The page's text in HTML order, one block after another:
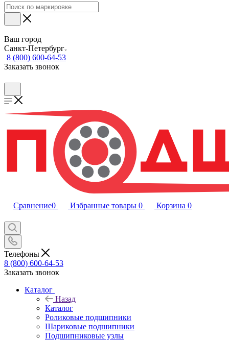
Ваш город
Санкт-Петербург
8 (800) 600-64-53
Заказать звонок
Сравнение0 Избранные товары 0 Корзина 0
Телефоны
8 (800) 600-64-53
Заказать звонок
Каталог
Назад
Каталог
Роликовые подшипники
Шариковые подшипники
Подшипниковые узлы